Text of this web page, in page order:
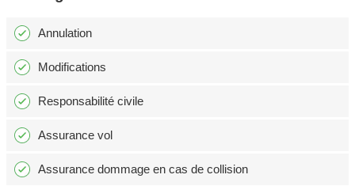
Annulation
Modifications
Responsabilité civile
Assurance vol
Assurance dommage en cas de collision